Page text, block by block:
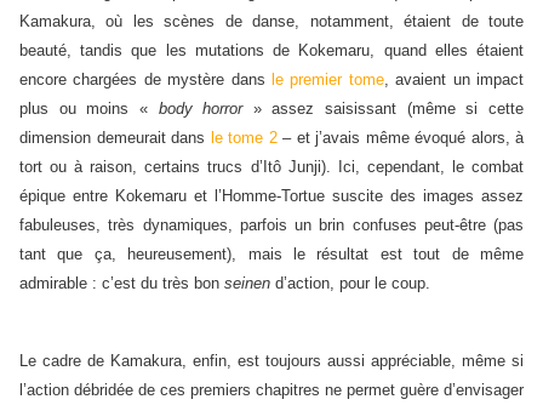
Kamakura, où les scènes de danse, notamment, étaient de toute
beauté, tandis que les mutations de Kokemaru, quand elles étaient
encore chargées de mystère dans le premier tome, avaient un impact
plus ou moins « body horror» assez saisissant (même si cette
dimension demeurait dans le tome 2– et j’avais même évoqué alors, à
tort ou à raison, certains trucs d’Itô Junji). Ici, cependant, le combat
épique entre Kokemaru et l’Homme-Tortue suscite des images assez
fabuleuses, très dynamiques, parfois un brin confuses peut-être (pas
tant que ça, heureusement), mais le résultat est tout de même
admirable : c’est du très bon seinen d’action, pour le coup.
Le cadre de Kamakura, enfin, est toujours aussi appréciable, même si
l’action débridée de ces premiers chapitres ne permet guère d’envisager